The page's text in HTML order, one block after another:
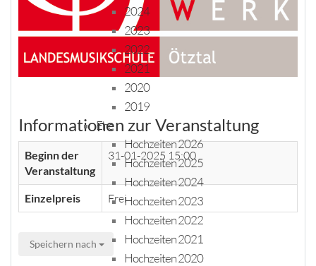
2024
2023
2022
2021
2020
2019
Ehe
Hochzeiten 2026
Hochzeiten 2025
Hochzeiten 2024
Hochzeiten 2023
Hochzeiten 2022
Hochzeiten 2021
Hochzeiten 2020
Informationen zur Veranstaltung
Beginn der
Veranstaltung
31-01-2025 15:00
Einzelpreis Frei
Speichern nach